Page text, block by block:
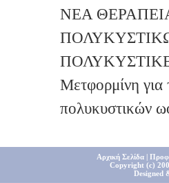
ΝΕΑ
Μετφορμίνη για
πολυκυστικών
Αρχική Σελίδα|
Copyright (c)
Designed